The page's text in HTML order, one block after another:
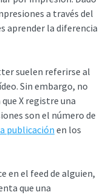
a través del
aprender la diferencia
suelen referirse al
Sin embargo, no
X registre una
son el número de
publicaciónen los
en el feed de alguien,
que una